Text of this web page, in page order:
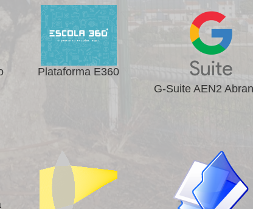
Plataforma E360
G-Suite AEN2